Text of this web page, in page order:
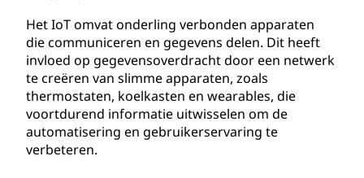
Het IoT omvat onderling verbonden apparaten
die communiceren en gegevens delen. Dit heeft
invloed op gegevensoverdracht door een netwerk
te creëren van slimme apparaten, zoals
thermostaten, koelkasten en wearables, die
voortdurend informatie uitwisselen om de
automatisering en gebruikerservaring te
verbeteren.